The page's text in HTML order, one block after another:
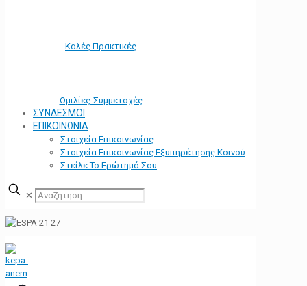
Καλές Πρακτικές
Ομιλίες-Συμμετοχές
ΣΥΝΔΕΣΜΟΙ
ΕΠΙΚΟΙΝΩΝΙΑ
Στοιχεία Επικοινωνίας
Στοιχεία Επικοινωνίας Εξυπηρέτησης Κοινού
Στείλε Το Ερώτημά Σου
✕